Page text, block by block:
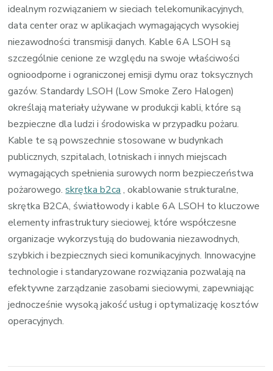
idealnym rozwiązaniem w sieciach telekomunikacyjnych,
data center oraz w aplikacjach wymagających wysokiej
niezawodności transmisji danych. Kable 6A LSOH są
szczególnie cenione ze względu na swoje właściwości
ognioodporne i ograniczonej emisji dymu oraz toksycznych
gazów. Standardy LSOH (Low Smoke Zero Halogen)
określają materiały używane w produkcji kabli, które są
bezpieczne dla ludzi i środowiska w przypadku pożaru.
Kable te są powszechnie stosowane w budynkach
publicznych, szpitalach, lotniskach i innych miejscach
wymagających spełnienia surowych norm bezpieczeństwa
pożarowego.skrętka b2ca , okablowanie strukturalne,
skrętka B2CA, światłowody i kable 6A LSOH to kluczowe
elementy infrastruktury sieciowej, które współczesne
organizacje wykorzystują do budowania niezawodnych,
szybkich i bezpiecznych sieci komunikacyjnych. Innowacyjne
technologie i standaryzowane rozwiązania pozwalają na
efektywne zarządzanie zasobami sieciowymi, zapewniając
jednocześnie wysoką jakość usług i optymalizację kosztów
operacyjnych.